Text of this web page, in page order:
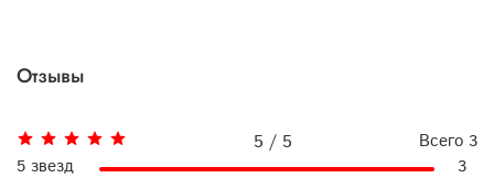
Отзывы
5 / 5 Всего 3
5 звезд
3